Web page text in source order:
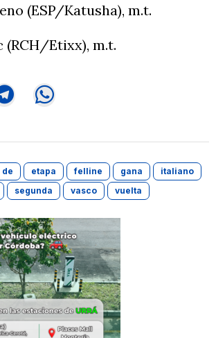
(ESP/Katusha), m.t.
(RCH/Etixx), m.t.
de etapa felline gana
italiano
segunda vasco vuelta